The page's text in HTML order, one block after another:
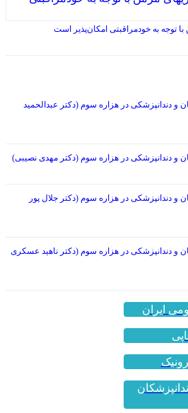
توجه به خودمراقبتی امکان‌پذیر است
و دندانپزشکی در هزاره سوم (دکتر عبدالحمید
و دندانپزشکی در هزاره سوم (دکتر مهدی نصیبی)
دندانپزشکی در هزاره سوم (دکتر جلال پور
و دندانپزشکی در هزاره سوم (دکتر ناهید عسکری
ایران